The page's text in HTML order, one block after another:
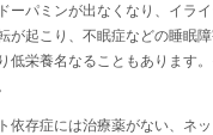
ーパミンが出なくなり、イラ
が起こり、不眠症などの睡眠
低栄養名なることもあります
依存症には治療薬がない、ネ